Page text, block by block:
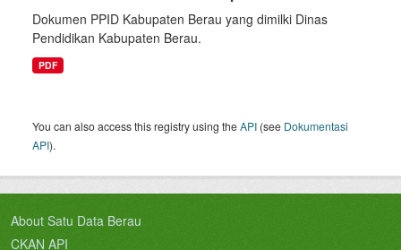
Dokumen PPID Kabupaten Berau yang dimilki Dinas
Pendidikan Kabupaten Berau.
PDF
You can also access this registry using theAPI (see Dokumentasi
API).
About Satu Data Berau
CKAN API